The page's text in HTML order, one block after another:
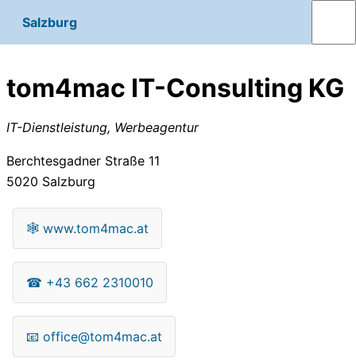
Salzburg
tom4mac IT-Consulting KG
IT-Dienstleistung, Werbeagentur
Berchtesgadner Straße 11
5020 Salzburg
🕸 www.tom4mac.at
☎ +43 662 2310010
📧 office@tom4mac.at